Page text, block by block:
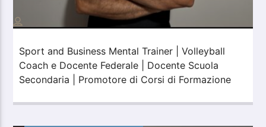
Sport and Business Mental Trainer | Volleyball
Coach e Docente Federale | Docente Scuola
Secondaria | Promotore di Corsi di Formazione